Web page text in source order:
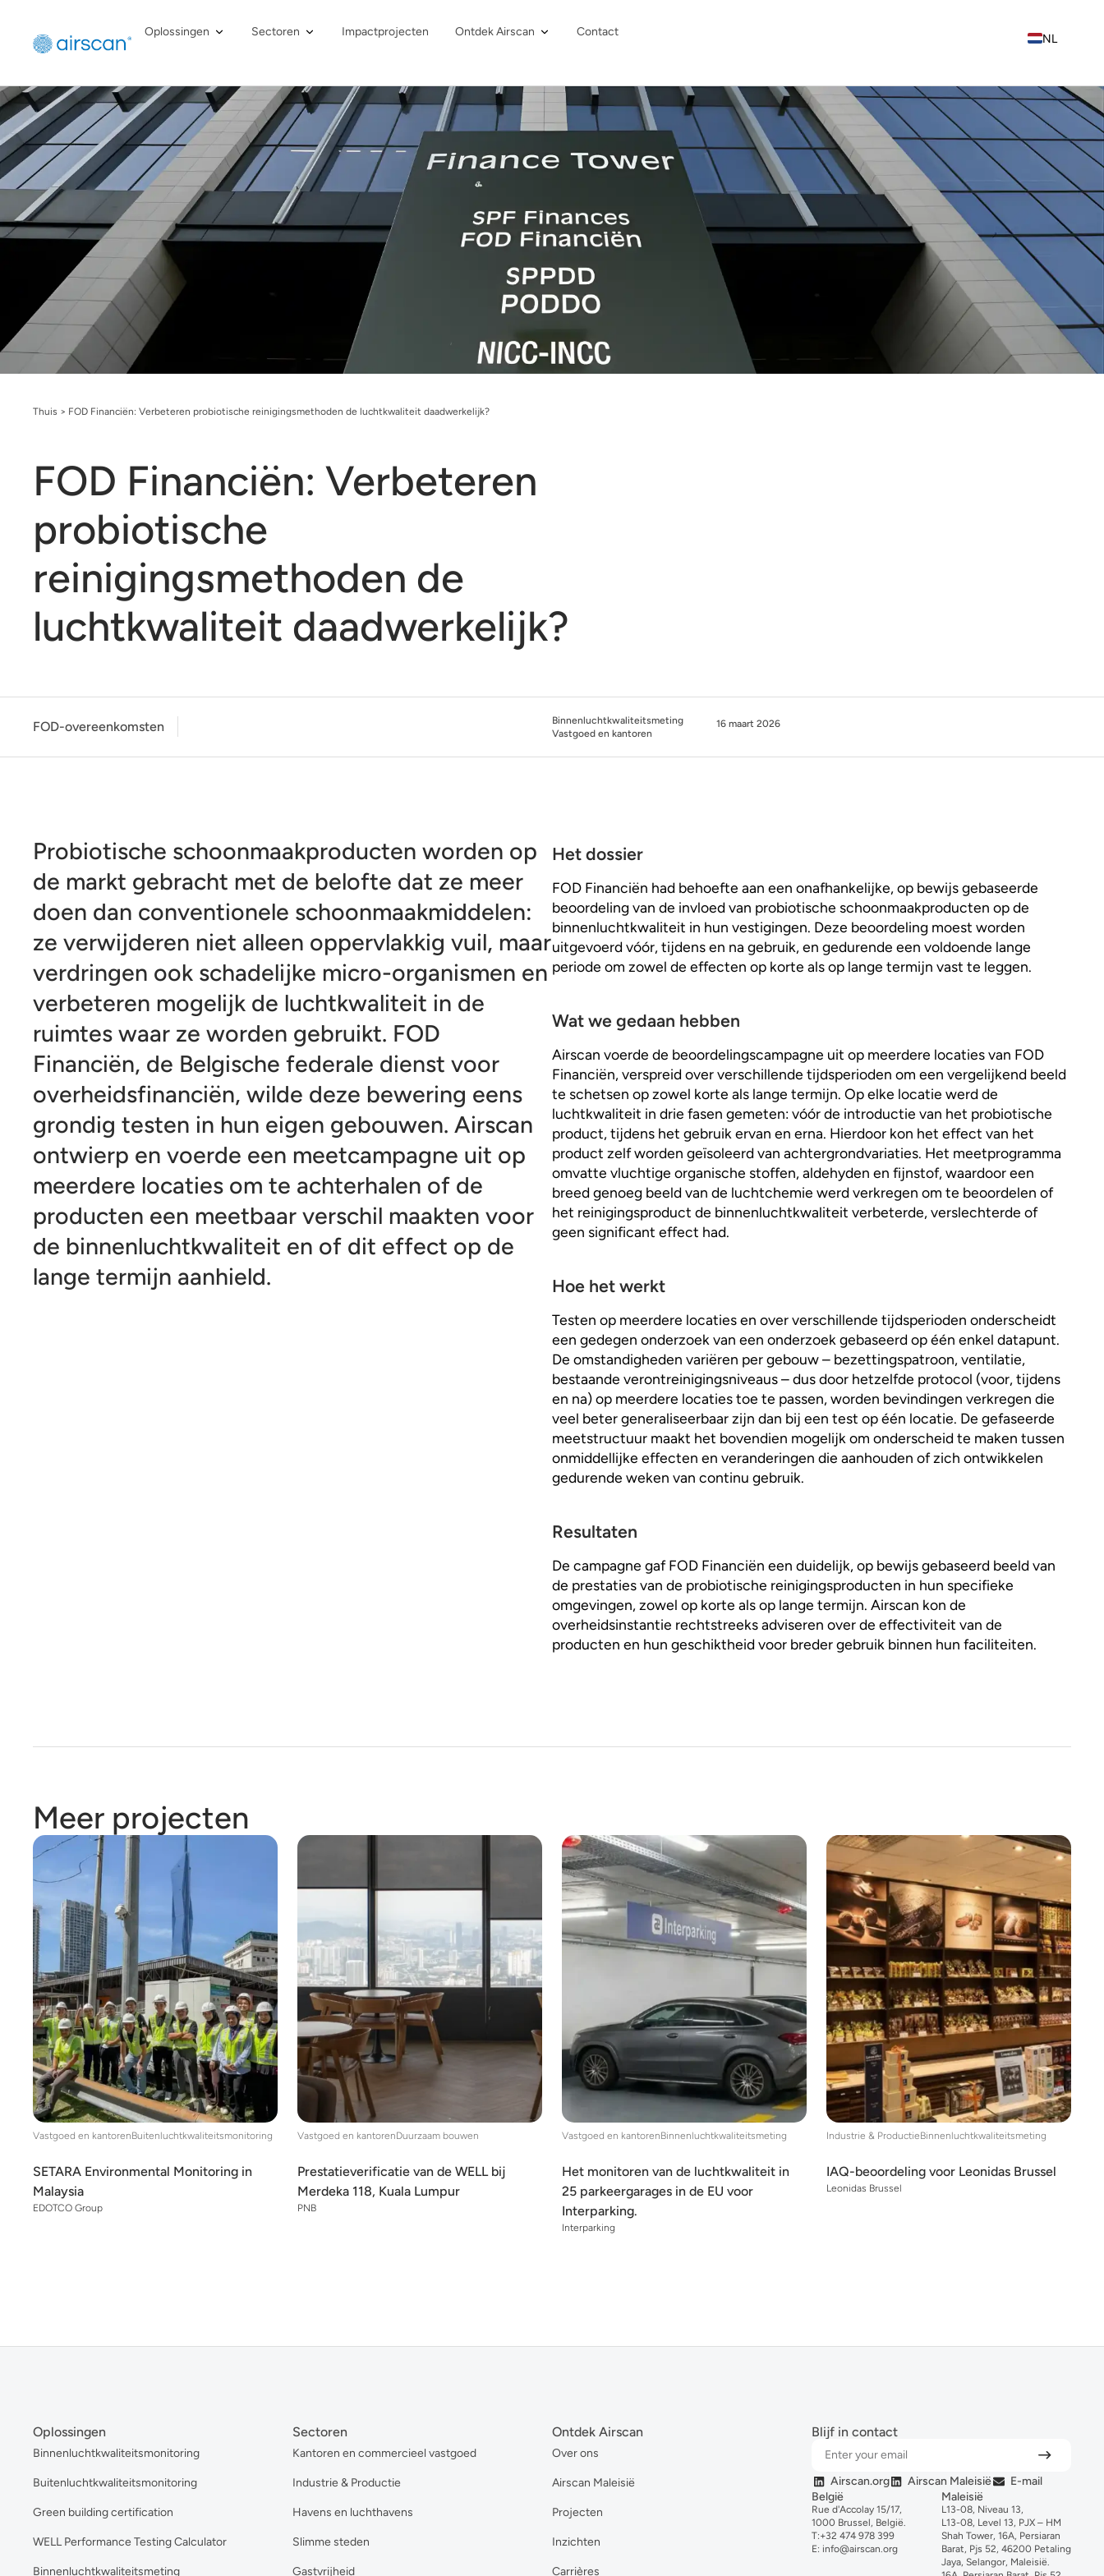
Oplossingen Sectoren Impactprojecten Ontdek Airscan Contact
NL
FR
Thuis > FOD Financiën: Verbeteren probiotische reinigingsmethoden de luchtkwaliteit daadwerkelijk?
FOD Financiën: Verbeteren
probiotische
reinigingsmethoden de
luchtkwaliteit daadwerkelijk?
FOD-overeenkomsten
Binnenluchtkwaliteitsmeting
Vastgoed en kantoren
16 maart 2026
Probiotische schoonmaakproducten worden op
de markt gebracht met de belofte dat ze meer
doen dan conventionele schoonmaakmiddelen:
ze verwijderen niet alleen oppervlakkig vuil, maar
verdringen ook schadelijke micro-organismen en
verbeteren mogelijk de luchtkwaliteit in de
ruimtes waar ze worden gebruikt. FOD
Financiën, de Belgische federale dienst voor
overheidsfinanciën, wilde deze bewering eens
grondig testen in hun eigen gebouwen. Airscan
ontwierp en voerde een meetcampagne uit op
meerdere locaties om te achterhalen of de
producten een meetbaar verschil maakten voor
de binnenluchtkwaliteit en of dit effect op de
lange termijn aanhield.
Het dossier
FOD Financiën had behoefte aan een onafhankelijke, op bewijs gebaseerde
beoordeling van de invloed van probiotische schoonmaakproducten op de
binnenluchtkwaliteit in hun vestigingen. Deze beoordeling moest worden
uitgevoerd vóór, tijdens en na gebruik, en gedurende een voldoende lange
periode om zowel de effecten op korte als op lange termijn vast te leggen.
Wat we gedaan hebben
Airscan voerde de beoordelingscampagne uit op meerdere locaties van FOD
Financiën, verspreid over verschillende tijdsperioden om een vergelijkend beeld
te schetsen op zowel korte als lange termijn. Op elke locatie werd de
luchtkwaliteit in drie fasen gemeten: vóór de introductie van het probiotische
product, tijdens het gebruik ervan en erna. Hierdoor kon het effect van het
product zelf worden geïsoleerd van achtergrondvariaties. Het meetprogramma
omvatte vluchtige organische stoffen, aldehyden en fijnstof, waardoor een
breed genoeg beeld van de luchtchemie werd verkregen om te beoordelen of
het reinigingsproduct de binnenluchtkwaliteit verbeterde, verslechterde of
geen significant effect had.
Hoe het werkt
Testen op meerdere locaties en over verschillende tijdsperioden onderscheidt
een gedegen onderzoek van een onderzoek gebaseerd op één enkel datapunt.
De omstandigheden variëren per gebouw – bezettingspatroon, ventilatie,
bestaande verontreinigingsniveaus – dus door hetzelfde protocol (voor, tijdens
en na) op meerdere locaties toe te passen, worden bevindingen verkregen die
veel beter generaliseerbaar zijn dan bij een test op één locatie. De gefaseerde
meetstructuur maakt het bovendien mogelijk om onderscheid te maken tussen
onmiddellijke effecten en veranderingen die aanhouden of zich ontwikkelen
gedurende weken van continu gebruik.
Resultaten
De campagne gaf FOD Financiën een duidelijk, op bewijs gebaseerd beeld van
de prestaties van de probiotische reinigingsproducten in hun specifieke
omgevingen, zowel op korte als op lange termijn. Airscan kon de
overheidsinstantie rechtstreeks adviseren over de effectiviteit van de
producten en hun geschiktheid voor breder gebruik binnen hun faciliteiten.
Meer projecten
Vastgoed en kantorenBuitenluchtkwaliteitsmonitoring
SETARA Environmental Monitoring in
Malaysia
EDOTCO Group
Vastgoed en kantorenDuurzaam bouwen
Prestatieverificatie van de WELL bij
Merdeka 118, Kuala Lumpur
PNB
Vastgoed en kantorenBinnenluchtkwaliteitsmeting
Het monitoren van de luchtkwaliteit in
25 parkeergarages in de EU voor
Interparking.
Interparking
Industrie & ProductieBinnenluchtkwaliteitsmeting
IAQ-beoordeling voor Leonidas Brussel
Leonidas Brussel
Oplossingen
Binnenluchtkwaliteitsmonitoring
Buitenluchtkwaliteitsmonitoring
Green building certification
WELL Performance Testing Calculator
Binnenluchtkwaliteitsmeting
Sectoren
Kantoren en commercieel vastgoed
Industrie & Productie
Havens en luchthavens
Slimme steden
Gastvrijheid
Ontdek Airscan
Over ons
Airscan Maleisië
Projecten
Inzichten
Carrières
Blijf in contact
Airscan.org Airscan Maleisië
E-mail
België
Rue d'Accolay 15/17,
1000 Brussel, België.
T:+32 474 978 399
E: info@airscan.org
Maleisië
L13-08, Niveau 13,
L13-08, Level 13, PJX – HM
Shah Tower, 16A, Persiaran
Barat, Pjs 52, 46200 Petaling
Jaya, Selangor, Maleisië.